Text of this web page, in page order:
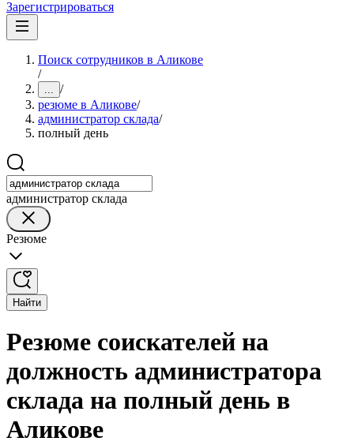
Зарегистрироваться
Поиск сотрудников в Аликове
/
... /
резюме в Аликове/
администратор склада/
полный день
администратор склада
Резюме
Найти
Резюме соискателей на
должность администратора
склада на полный день в
Аликове